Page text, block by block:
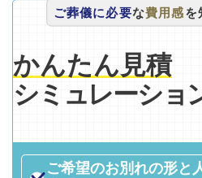
ご葬儀に必要な費用感を
かんたん見積
シミュレーショ
ご希望のお別れの形と